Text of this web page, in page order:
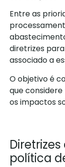
Entre as
diretrizes
associado a
O objetivo é
que
os impactos
política